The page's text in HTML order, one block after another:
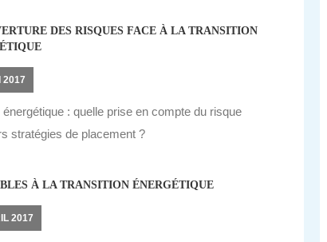
DES RISQUES FACE À LA TRANSITION
2017
: quelle prise en compte du risque
stratégies de placement ?
À LA TRANSITION ÉNERGÉTIQUE
2017